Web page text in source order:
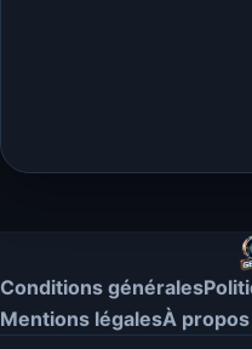
Conditions générales
Mentions légalesÀ propos